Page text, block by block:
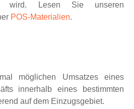
wird. Lesen Sie unseren
POS-Materialien.
möglichen Umsatzes eines
innerhalb eines bestimmten
auf dem Einzugsgebiet.